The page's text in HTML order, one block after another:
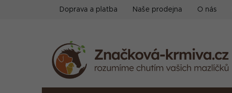
Doprava a platba Naše prodejna O nás